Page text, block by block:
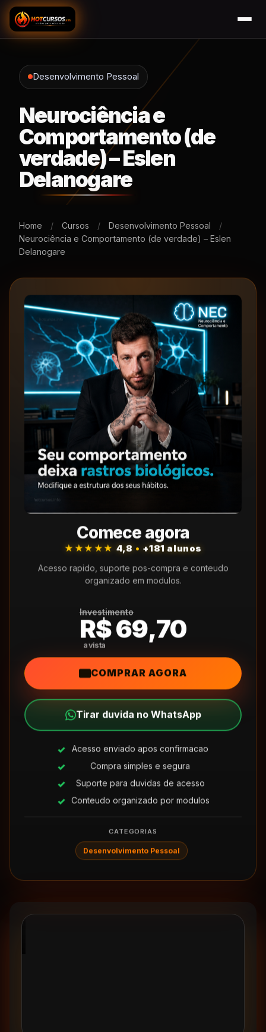
Desenvolvimento Pessoal
Neurociência e
Comportamento (de
verdade) – Eslen
Delanogare
Home / Cursos / Desenvolvimento Pessoal
/
Neurociência e Comportamento (de verdade) – Eslen
Delanogare
Comece agora
★★★★★ 4,8 • +181 alunos
Acesso rapido, suporte pos-compra e conteudo
organizado em modulos.
Investimento
R$ 69,70
COMPRAR AGORA
Tirar duvida no WhatsApp
Acesso enviado apos confirmacao
Compra simples e segura
Suporte para duvidas de acesso
Conteudo organizado por modulos
CATEGORIAS
Desenvolvimento Pessoal